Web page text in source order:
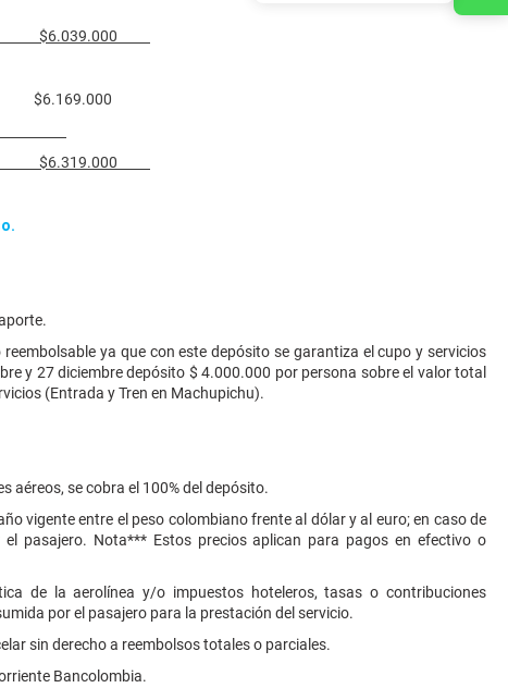
$6.039.000
$6.319.000
ya que con este depósito se garantiza el cupo y servicios
y 27 diciembre depósito $ 4.000.000 por persona sobre el valor total
(Entrada y Tren en Machupichu).
aéreos, se cobra el 100% del depósito.
vigente entre el peso colombiano frente al dólar y al euro; en caso de
pasajero. Nota*** Estos precios aplican para pagos en efectivo o
de la aerolínea y/o impuestos hoteleros, tasas o contribuciones
por el pasajero para la prestación del servicio.
sin derecho a reembolsos totales o parciales.
Bancolombia.